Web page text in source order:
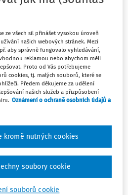
do nejnižší úrovně
plat za práci přesčas
XXXIX./12. Doplatek do nejnižší
a plat za práci přesčas přijaté
v Mladé Boleslavi v březnu
Bc. Michal Peškar,Asociace
vyjednávání a pracovních
plat
do 5. platové třídy jako
prací (2.21.31), do
ze všech sil přinášet vysokou úroveň
našich webových stránek. Mezi
aby správně fungovalo vyhledávání,
reklamou nebo abychom měli
Proto od Vás potřebujeme
cookies, tj. malých souborů, které se
Předem děkujeme za udělení
našich služeb a přizpůsobení
Oznámení o ochraně osobních údajů a
souborů cookie
kromě nutných cookies
soubory cookie